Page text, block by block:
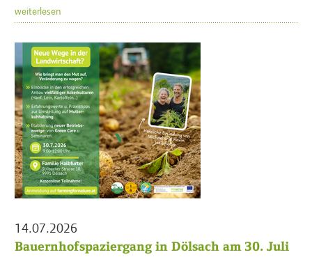
weiterlesen
14.07.2026
Bauernhofspaziergang in Dölsach am 30. Juli